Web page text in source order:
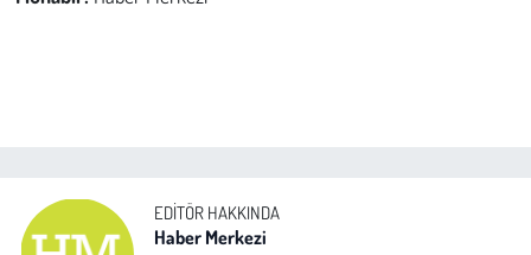
EDITÖR HAKKINDA
Haber Merkezi